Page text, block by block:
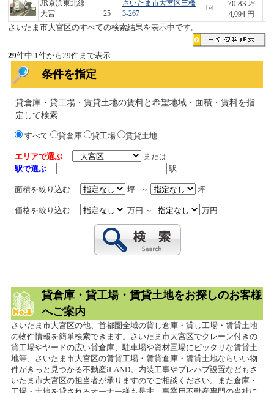
JR京浜東北線
大宮
-
25
さいたま市大宮区三橋
3-267
1/4
70.83 坪
4,094 円
さいたま市大宮区のすべての検索結果を表示中です。
29件中 1件から29件まで表示
条件を指定
貸倉庫・貸工場・賃貸土地の賃料と希望地域・面積・賃料を指
定して検索
すべて 貸倉庫 貸工場 賃貸土地
エリアで選ぶ
または
駅で選ぶ
駅
面積を絞り込む 坪 ～ 坪
価格を絞り込む 万円 ～ 万円
貸倉庫・貸工場・賃貸土地をお探しのお客様
へご案内
さいたま市大宮区の他、首都圏全域の貸し倉庫・貸し工場・賃貸土地
の物件情報を簡単検索できます。さいたま市大宮区でクレーン付きの
貸工場やヤードの広い貸倉庫、駐車場や資材置場にピッタリな賃貸土
地等、さいたま市大宮区の賃貸工場・賃貸倉庫・賃貸土地ならいい物
件がきっと見つかる不動産iLAND。内装工事やプレハブ設置などもさ
いたま市大宮区の担当者が承りますのでご相談ください。また倉庫・